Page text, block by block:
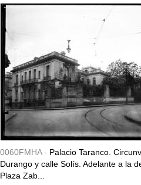
0060FMHA - Palacio Taranco.
Durango y calle Solís. Adelante a la
Plaza Zab...